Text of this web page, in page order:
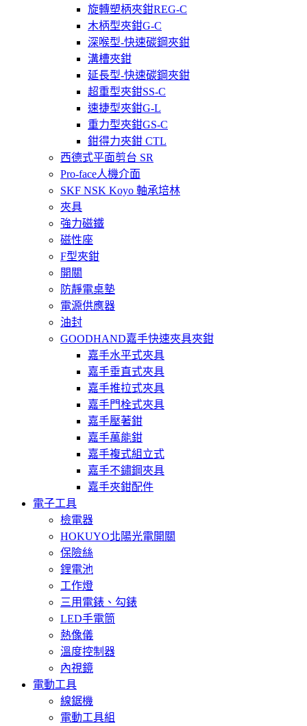
旋轉塑柄夾鉗REG-C
木柄型夾鉗G-C
深喉型-快速碳鋼夾鉗
溝槽夾鉗
延長型-快速碳鋼夾鉗
超重型夾鉗SS-C
速捷型夾鉗G-L
重力型夾鉗GS-C
鉗得力夾鉗 CTL
西德式平面剪台 SR
Pro-face人機介面
SKF NSK Koyo 軸承培林
夾具
強力磁鐵
磁性座
F型夾鉗
開關
防靜電桌墊
電源供應器
油封
GOODHAND嘉手快速夾具夾鉗
嘉手水平式夾具
嘉手垂直式夾具
嘉手推拉式夾具
嘉手門栓式夾具
嘉手壓著鉗
嘉手萬能鉗
嘉手複式組立式
嘉手不鏽鋼夾具
嘉手夾鉗配件
電子工具
檢電器
HOKUYO北陽光電開關
保險絲
鋰電池
工作燈
三用電錶、勾錶
LED手電筒
熱像儀
溫度控制器
內視鏡
電動工具
線鋸機
電動工具組